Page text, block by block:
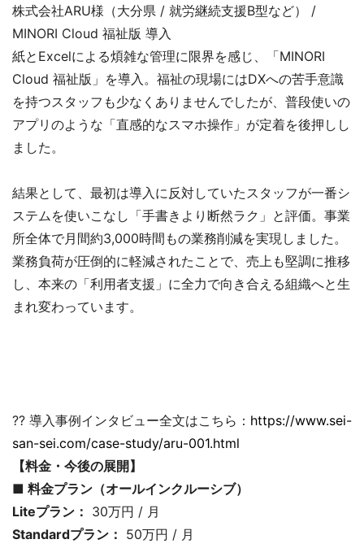
株式会社ARU様（大分県 / 就労継続支援B型など） /
MINORI Cloud 福祉版 導入
紙とExcelによる煩雑な管理に限界を感じ、「MINORI
Cloud 福祉版」を導入。福祉の現場にはDXへの苦手意識
を持つスタッフも少なくありませんでしたが、普段使いの
アプリのような「直感的なスマホ操作」が定着を後押しし
ました。
結果として、最初は導入に反対していたスタッフが一番シ
ステムを使いこなし「手書きより断然ラク」と評価。事業
所全体で月間約3,000時間もの業務削減を実現しました。
業務負荷が圧倒的に軽減されたことで、売上も堅調に推移
し、本来の「利用者支援」に全力で向き合える組織へと生
まれ変わっています。
?? 導入事例インタビュー全文はこちら： https://www.sei-
san-sei.com/case-study/aru-001.html
【料金・今後の展開】
■ 料金プラン（オールインクルーシブ）
Liteプラン： 30万円 / 月
Standardプラン： 50万円 / 月